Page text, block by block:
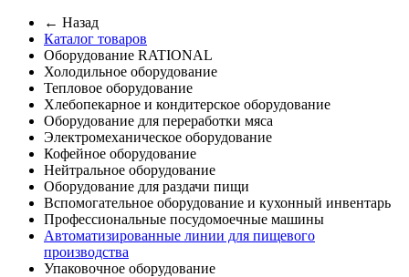
← Назад
Каталог товаров
Оборудование RATIONAL
Холодильное оборудование
Тепловое оборудование
Хлебопекарное и кондитерское оборудование
Оборудование для переработки мяса
Электромеханическое оборудование
Кофейное оборудование
Нейтральное оборудование
Оборудование для раздачи пищи
Вспомогательное оборудование и кухонный инвентарь
Профессиональные посудомоечные машины
Автоматизированные линии для пищевого
производства
Упаковочное оборудование